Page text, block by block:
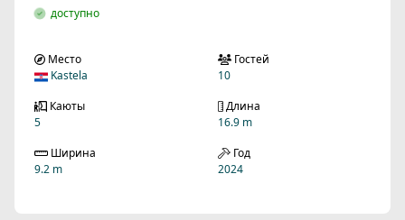
доступно
Место
Kastela
Гостей
10
Каюты
5
Длина
16.9 m
Ширина
9.2 m
Год
2024